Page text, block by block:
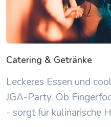
Catering & Getränke
Leckeres Essen und
JGA-Party. Ob
- sorgt für kulinarische